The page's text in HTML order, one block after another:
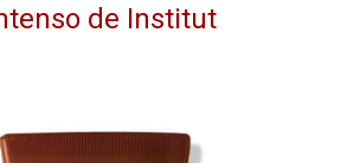
de Institut